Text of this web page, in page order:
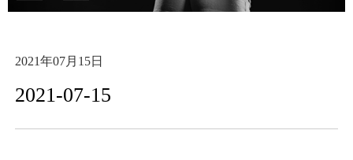
2021年07月15日
2021-07-15